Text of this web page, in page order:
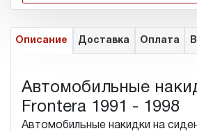
Описание Доставка Оплата
Автомобильные
Frontera 1991 - 1998
Автомобильные накидки на